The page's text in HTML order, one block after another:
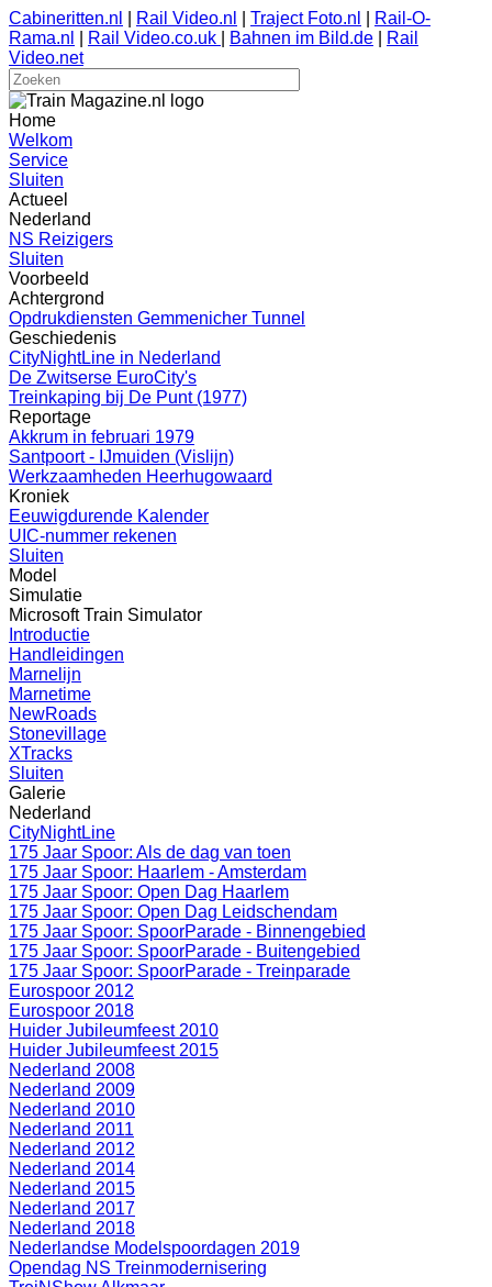
Cabineritten.nl Rail Video.nl Traject Foto.nl
Rail-O-
Rama.nl
Rail Video.co.uk Bahnen im Bild.de
Rail
Video.net
Home
Welkom
Service
Sluiten
Actueel
Nederland
NS Reizigers
Sluiten
Voorbeeld
Achtergrond
Opdrukdiensten Gemmenicher Tunnel
Geschiedenis
CityNightLine in Nederland
De Zwitserse EuroCity's
Treinkaping bij De Punt (1977)
Reportage
Akkrum in februari 1979
Santpoort - IJmuiden (Vislijn)
Werkzaamheden Heerhugowaard
Kroniek
Eeuwigdurende Kalender
UIC-nummer rekenen
Sluiten
Model
Simulatie
Microsoft Train Simulator
Introductie
Handleidingen
Marnelijn
Marnetime
NewRoads
Stonevillage
XTracks
Sluiten
Galerie
Nederland
CityNightLine
175 Jaar Spoor: Als de dag van toen
175 Jaar Spoor: Haarlem - Amsterdam
175 Jaar Spoor: Open Dag Haarlem
175 Jaar Spoor: Open Dag Leidschendam
175 Jaar Spoor: SpoorParade - Binnengebied
175 Jaar Spoor: SpoorParade - Buitengebied
175 Jaar Spoor: SpoorParade - Treinparade
Eurospoor 2012
Eurospoor 2018
Huider Jubileumfeest 2010
Huider Jubileumfeest 2015
Nederland 2008
Nederland 2009
Nederland 2010
Nederland 2011
Nederland 2012
Nederland 2014
Nederland 2015
Nederland 2017
Nederland 2018
Nederlandse Modelspoordagen 2019
Opendag NS Treinmodernisering